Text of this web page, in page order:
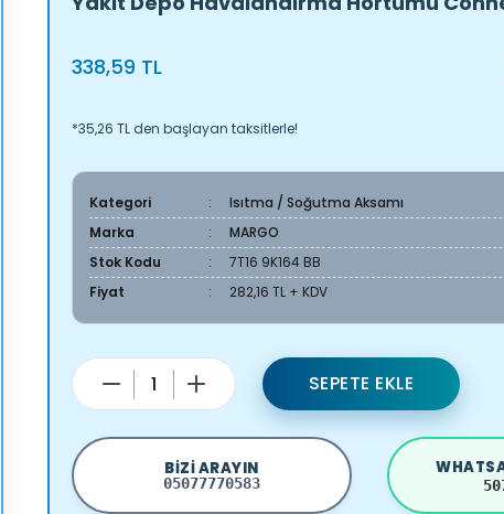
338,59 TL
*35,26 TL den başlayan taksitlerle!
Kategori
Isıtma / Soğutma Aksamı
Marka
MARGO
Stok Kodu
7T16 9K164 BB
Fiyat
282,16 TL + KDV
SEPETE EKLE
BIZI ARAYIN
05077770583